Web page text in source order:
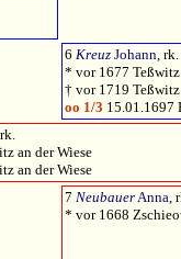
6 Kreuz Johann, rk.
* vor 1677 Teßwitz
† vor 1719 Teßwitz
oo 1/3 15.01.1697
an der Wiese
an der Wiese
7 NeubauerAnna,
* vor 1668